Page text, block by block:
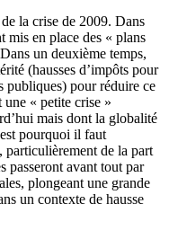
la crise de 2009. Dans
mis en place des « plans
un deuxième temps,
(hausses d’impôts pour
publiques) pour réduire ce
« petite crise »
mais dont la globalité
pourquoi il faut
particulièrement de la part
passeront avant tout par
plongeant une grande
un contexte de hausse